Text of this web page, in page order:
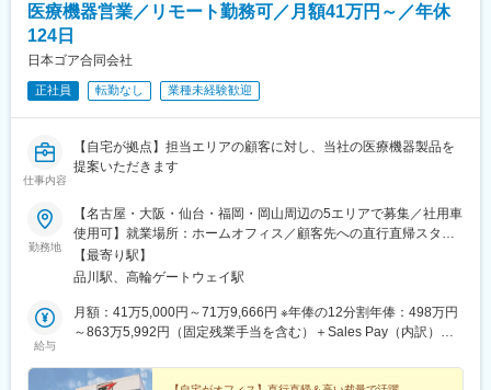
だきます。
・マネージャー、本社部門など、長期的に多くのキャリアパスが
ございます。それを実現するための社内制度も大変充実しており
内公募制度：職種、セクター間の異動を行える制度
トラウマビジネスは、四肢の外傷製品を取り扱い、歴史的にマー
計画しています。
圧倒的な製品ポートフォリオとセールスカバレッジにより、更な
るシェアアップと共に他社の追随を許さないポジションを目指し
腱板断裂修復術などに用いるスーチャーアンカーを世界て初めて
発売。国内においても最初に生体内吸収性の製品を導入し、金属
対応する多様なラインナップをそろえています。
■研修・教育：
業界・企業・製品理解のため、東京本社で1～2か月の初期研修を
実施。実機に触れて基礎を習得後配属。配属後もOJTやeラーニン
グで未経験者も成長可能な体制です。基礎重視で安心して学べる
環境。
■留意事項：
離・独立（セパレーション）し、DePuy Synthes として独立した
企業を設立する計画を発表しています。必要な諸条件が満たされ
医療機器営業／リモート勤務可／月額41万円～／年休
124日
日本ゴア合同会社
正社員 転勤なし 業種未経験歓迎
仕事内容
【自宅が拠点】担当エリアの顧客に対し、当社の医療機器製品を
提案いただきます
勤務地
【名古屋・大阪・仙台・福岡・岡山周辺の5エリアで募集／社用車
使用可】就業場所：ホームオフィス／顧客先への直行直帰スタイ
ル(1)名古屋エリア愛知県、岐阜県、福井県、三重県(2)大阪エリア
滋賀県、京都府、大阪府、兵庫県、奈良県、和歌山県(3)仙台エリ
件をチームで担当(4)福岡エリア福岡県、大分県、佐賀県、熊本
県、長崎県、宮崎県、鹿児島県、沖縄県(5)岡山エリア鳥取県、島
です。◎社用車での訪問が可能です◎訪問のない日は在宅勤務と
【最寄り駅】
品川駅、高輪ゲートウェイ駅
給与
月額：41万5,000円～71万9,666円 ※年俸の12分割年俸：498万円
～863万5,992円（固定残業手当を含む）＋Sales Pay（内訳）年
3,000円（12時間分）※超過した時間外労働の残業手当は追加支給